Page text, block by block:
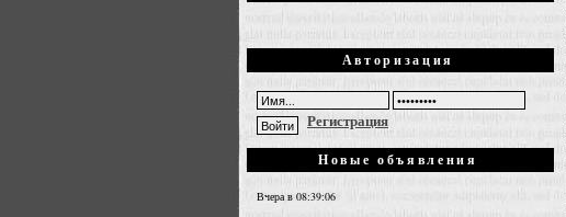
Авторизация
Регистрация
Новые объявления
Вчера в 08:39:06